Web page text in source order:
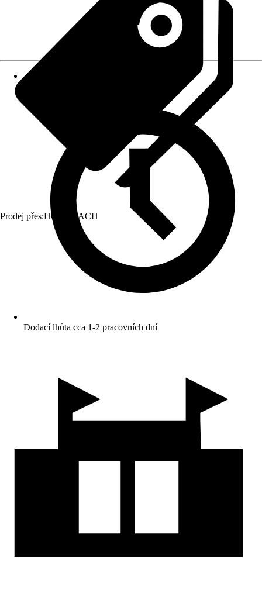
Prodej přes:HORNBACH
Dodací lhůta cca 1-2 pracovních dní